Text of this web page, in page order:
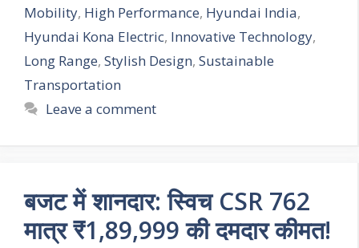
Mobility, High Performance, Hyundai India,
Hyundai Kona Electric, Innovative Technology,
Long Range, Stylish Design, Sustainable
Transportation
Leave a comment
बजट में शानदार: स्विच CSR 762
मात्र ₹1,89,999 की दमदार कीमत!